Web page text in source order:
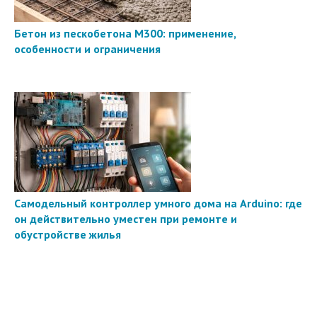
Бетон из пескобетона М300: применение,
особенности и ограничения
Самодельный контроллер умного дома на Arduino: где
он действительно уместен при ремонте и
обустройстве жилья